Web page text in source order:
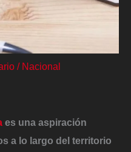
/ Nacional
es una aspiración
a lo largo del territorio